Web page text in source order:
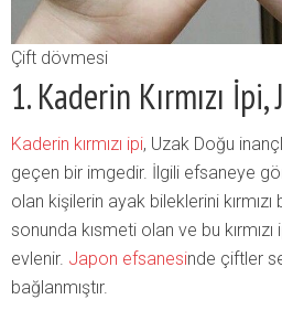
Çift dövmesi
1. Kaderin Kırmızı
Kaderin kırmızı ipi, Uzak Doğu
geçen bir imgedir. İlgili efsaneye
olan kişilerin ayak bileklerini
sonunda kısmeti olan ve bu
evlenir. Japon efsanesinde çiftler
bağlanmıştır.